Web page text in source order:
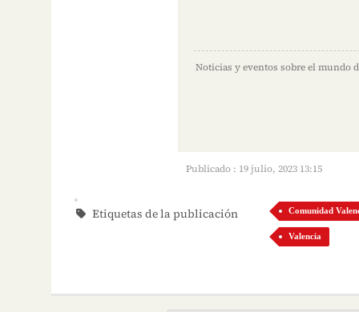
Noticias y eventos sobre el mundo
Publicado : 19 julio, 2023 13:15
Etiquetas de la publicación Comunidad
Valencia